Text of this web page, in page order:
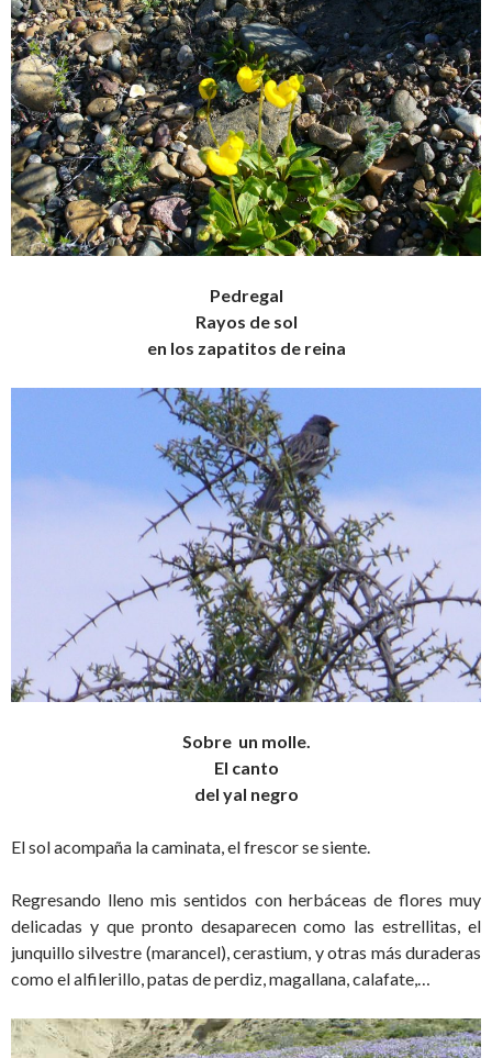
Pedregal
Rayos de sol
en los zapatitos de reina
Sobre un molle.
El canto
del yal negro
El sol acompaña la caminata, el frescor se siente.
Regresando lleno mis sentidos con herbáceas de flores muy
delicadas y que pronto desaparecen como las estrellitas, el
junquillo silvestre (marancel), cerastium, y otras más duraderas
como el alfilerillo, patas de perdiz, magallana, calafate,…